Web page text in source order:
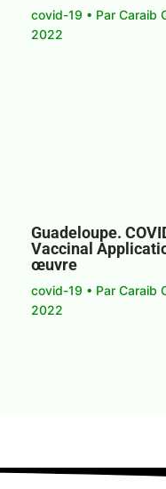
covid-19 • Par Caraib
2022
Guadeloupe.
Vaccinal
œuvre
covid-19 • Par Caraib
2022